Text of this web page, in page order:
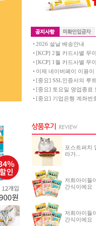
2026 설날 배송안내
[KCP] 2월 카드사별 무
[KCP] 1월 카드사별 무
이제 네이버페이 이용이
[중요] SSL인증서의 루
[중요] 토요일 영업종료
[중요] 기업은행 계좌번
포스트퍼치
라가...
저희아이들
간식이에요
저희아이들
간식이에요